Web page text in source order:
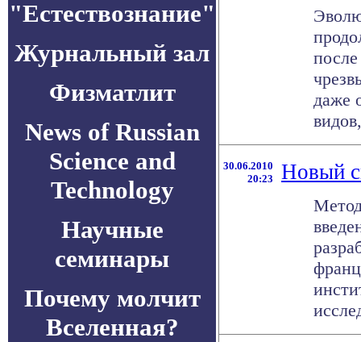
"Естествознание"
Журнальный зал
Физматлит
News of Russian
Science and
Technology
Научные
семинары
Почему молчит
Вселенная?
даже
30.06.2010
20:23
Новый